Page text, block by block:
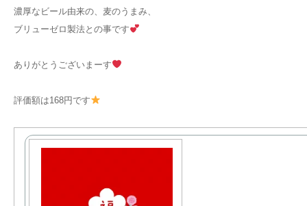
濃厚なビール由来の、麦のうまみ、
ブリューゼロ製法との事です
ありがとうございまーす
評価額は168円です